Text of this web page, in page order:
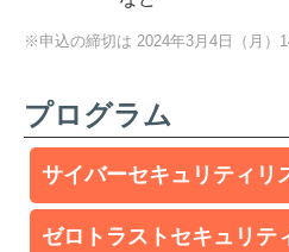
※申込の締切は 2024年3月4日（月）
プログラム
サイバーセキュリティリ
ゼロトラストセキュリテ